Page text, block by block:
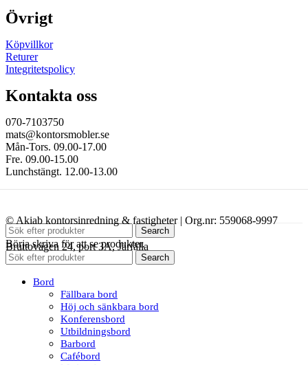
Övrigt
Köpvillkor
Returer
Integritetspolicy
Kontakta oss
070-7103750
mats@kontorsmobler.se
Mån-Tors. 09.00-17.00
Fre. 09.00-15.00
Lunchstängt. 12.00-13.00
© Akiab kontorsinredning & fastigheter | Org.nr: 559068-9997
Bruttovägen 24, port 3A, Järfälla
Search
Börja skriva för att se produkter.
Search
Bord
Fällbara bord
Höj och sänkbara bord
Konferensbord
Utbildningsbord
Barbord
Cafébord